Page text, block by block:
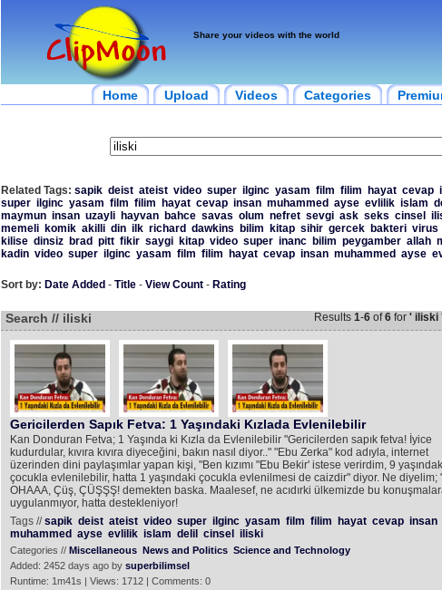
Share your videos with the world
Home Upload Videos Categories
Related Tags: sapik deist ateist video super ilginc yasam film filim hayat cevap
super ilginc yasam film filim hayat cevap insan muhammed ayse evlilik islam
maymun insan uzayli hayvan bahce savas olum nefret sevgi ask seks cinsel
memeli
komik akilli din ilk richard dawkins bilim kitap sihir gercek bakteri virus
kilise dinsiz brad pitt fikir saygi kitap video super inanc bilim peygamber allah
kadin video super ilginc yasam film filim hayat cevap insan muhammed ayse
Sort by: Date Added - Title- View Count- Rating
Search // iliski Results 1-6of6for ' iliski
Gericilerden Sapık Fetva: 1 Yaşındaki Kızlada Evlenilebilir
Kan Donduran Fetva; 1 Yaşında ki Kızla da Evlenilebilir "Gericilerden sapık fetva! İyice
kudurdular, kıvıra kıvıra diyeceğini, bakın nasıl diyor.." "Ebu Zerka" kod adıyla, internet
üzerinden dini paylaşımlar yapan kişi, "Ben kızımı "Ebu Bekir' istese verirdim, 9
çocukla evlenilebilir, hatta 1 yaşındaki çocukla evlenilmesi de caizdir" diyor. Ne diyelim;
OHAAA, Çüş, ÇÜŞŞŞ! demekten baska. Maalesef, ne acıdırki ülkemizde bu
uygulanmıyor, hatta destekleniyor!
Tags //sapik deist ateist video super ilginc yasam film filim hayat cevap insan
muhammed ayse evlilik islam delil cinsel iliski
Categories // Miscellaneous News and Politics Science and Technology
Added: 2452 days ago by superbilimsel
Runtime: 1m41s | Views: 1712 | Comments: 0